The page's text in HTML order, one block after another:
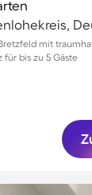
mit
für bis zu 5 Gäste